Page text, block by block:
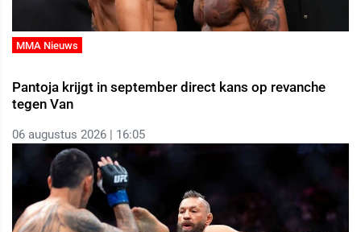
MMA Nieuws
Pantoja krijgt in september direct kans op revanche
tegen Van
06 augustus 2026 | 16:05